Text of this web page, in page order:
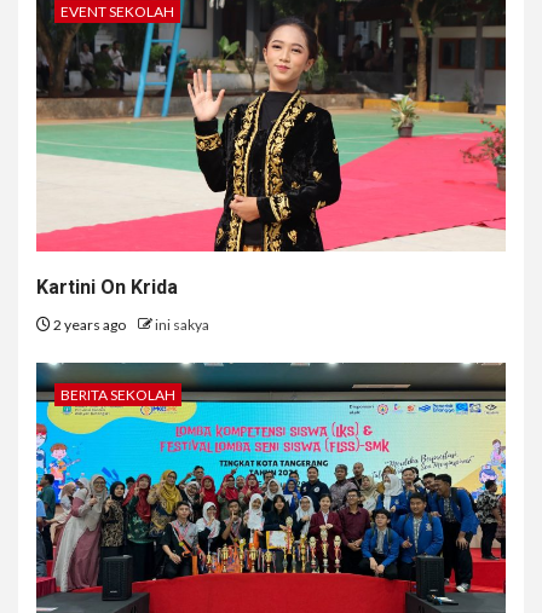
EVENT SEKOLAH
Kartini On Krida
2 years ago ini sakya
BERITA SEKOLAH